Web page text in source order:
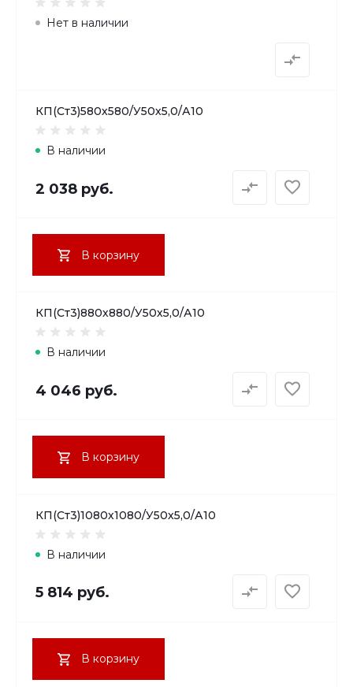
Нет в наличии
КП(Ст3)580х580/У50х5,0/А10
В наличии
2 038 руб.
В корзину
КП(Ст3)880х880/У50х5,0/А10
В наличии
4 046 руб.
В корзину
КП(Ст3)1080х1080/У50х5,0/А10
В наличии
5 814 руб.
В корзину